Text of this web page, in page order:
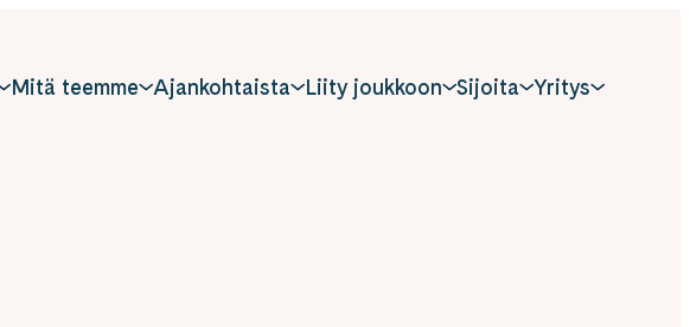
Mitä teemme Ajankohtaista Liity joukkoon Sijoita Yritys